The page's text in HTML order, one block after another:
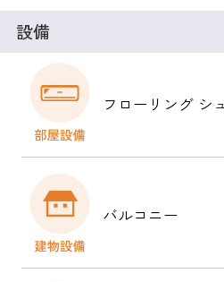
設備
フローリング シ
バルコニー